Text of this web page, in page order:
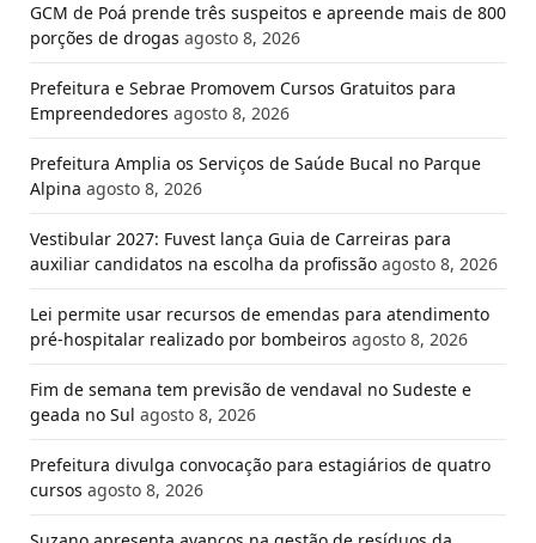
GCM de Poá prende três suspeitos e apreende mais de 800
porções de drogas agosto 8, 2026
Prefeitura e Sebrae Promovem Cursos Gratuitos para
Empreendedores agosto 8, 2026
Prefeitura Amplia os Serviços de Saúde Bucal no Parque
Alpina agosto 8, 2026
Vestibular 2027: Fuvest lança Guia de Carreiras para
auxiliar candidatos na escolha da profissão agosto 8, 2026
Lei permite usar recursos de emendas para atendimento
pré-hospitalar realizado por bombeiros agosto 8, 2026
Fim de semana tem previsão de vendaval no Sudeste e
geada no Sul agosto 8, 2026
Prefeitura divulga convocação para estagiários de quatro
cursos agosto 8, 2026